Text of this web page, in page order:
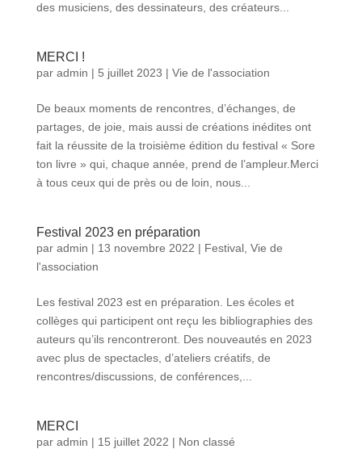
des musiciens, des dessinateurs, des créateurs...
MERCI !
par admin | 5 juillet 2023 | Vie de l'association
De beaux moments de rencontres, d’échanges, de
partages, de joie, mais aussi de créations inédites ont
fait la réussite de la troisième édition du festival « Sore
ton livre » qui, chaque année, prend de l’ampleur.Merci
à tous ceux qui de près ou de loin, nous...
Festival 2023 en préparation
par admin | 13 novembre 2022 | Festival, Vie de
l'association
Les festival 2023 est en préparation. Les écoles et
collèges qui participent ont reçu les bibliographies des
auteurs qu’ils rencontreront. Des nouveautés en 2023
avec plus de spectacles, d’ateliers créatifs, de
rencontres/discussions, de conférences,...
MERCI
par admin | 15 juillet 2022 | Non classé